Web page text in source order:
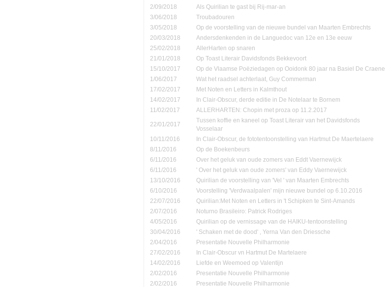
2/09/2018
Als Quirilian te gast bij Rij-mar-an
3/06/2018
Troubadouren
3/05/2018
Op de voorstelling van de nieuwe bundel van Maarten Embrechts
20/03/2018
Andersdenkenden in de Languedoc van 12e en 13e eeuw
25/02/2018
AllerHarten op snaren
21/01/2018
Op Toast Literair Davidsfonds Bekkevoort
15/10/2017
Op de Vlaamse Poëziedagen op Ooidonk 80 jaar na Basiel De Craene
1/06/2017
Wat het raadsel achterlaat, Guy Commerman
17/02/2017
Met Noten en Letters in Kalmthout
14/02/2017
In Clair-Obscur, derde editie in De Notelaar te Bornem
11/02/2017
ALLERHARTEN: Chopin met proza op 11.2.2017
22/01/2017
Tussen koffie en kaneel op Toast Literair van het Davidsfonds
Vosselaar
10/11/2016
In Clair-Obscur, de fototentoonstelling van Hartmut De Maertelaere
8/11/2016
Op de Boekenbeurs
6/11/2016
Over het geluk van oude zomers van Eddt Vaernewijck
6/11/2016
' Over het geluk van oude zomers' van Eddy Vaernewijck
13/10/2016
Quirilian de voorstelling van 'Vel ' van Maarten Embrechts
6/10/2016
Voorstelling 'Verdwaalpalen' mijn nieuwe bundel op 6.10.2016
22/07/2016
Quirilian:Met Noten en Letters in 't Schipken te Sint-Amands
2/07/2016
Noturno Brasileiro: Patrick Rodriges
4/05/2016
Quirilian op de vernissage van de HAIKU-tentoonstelling
30/04/2016
' Schaken met de dood' , Yerna Van den Driessche
2/04/2016
Presentatie Nouvelle Philharmonie
27/02/2016
In Clair-Obscur vn Hartmut De Martelaere
14/02/2016
Liefde en Weemoed op Valentijn
2/02/2016
Presentatie Nouvelle Philharmonie
2/02/2016
Presentatie Nouvelle Philharmonie